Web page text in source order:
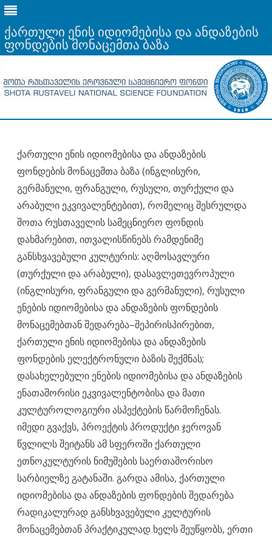
ქართული ენის იდიომებისა და ანდაზების
ფონდების მონაცემთა ბაზა
ქართული ენის იდიომებისა და ანდაზების
ფონდების მონაცემთა ბაზა (ინგლისური,
გერმანული, ფრანგული, რუსული, თურქული და
არაბული ეკვივალენტებით), რომელიც შესრულდა
შოთა რუსთაველის სამეცნიერო ფონდის
დახმარებით, ითვალისწინებს რამდენიმე
განსხვავებული კულტურის: აღმოსავლური
(თურქული და არაბული), დასავლეთევროპული
(ინგლისური, ფრანგული და გერმანული), რუსული
ენების იდიომებისა და ანდაზების ფონდების
მონაცემებთან შედარება–შეპირისპირებით,
ქართული ენის იდიომებისა და ანდაზების
ფონდების ელექტრონული ბაზის შექმნას;
დასახელებული ენების იდიომებისა და ანდაზების
ენათაშორისი ეკვივალენტობისა და მათი
კულტუროლოგიური ასპექტების წარმოჩენას.
იმედი გვაქვს, პროექტის პროდუქტი ჯეროვან
წვლილს შეიტანს ამ სფეროში ქართული
ეთნოკულტურის ნიმუშების საერთაშორისო
სარბიელზე გატანაში. გარდა ამისა, ქართული
იდიომებისა და ანდაზების ფონდების შედარება
რადიკალურად განსხვავებული კულტურის
მონაცემებთან პრაქტიკულად ხელს შეუწყობს, ერთი